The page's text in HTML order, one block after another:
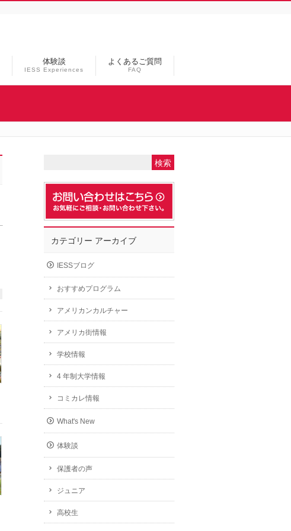
体験談
IESS Experiences
よくあるご質問
FAQ
カテゴリー アーカイブ
IESSブログ
おすすめプログラム
アメリカンカルチャー
アメリカ街情報
学校情報
4 年制大学情報
コミカレ情報
What's New
体験談
保護者の声
ジュニア
高校生